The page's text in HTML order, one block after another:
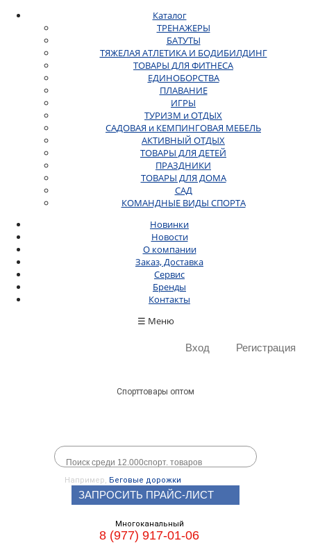
Каталог
ТРЕНАЖЕРЫ
БАТУТЫ
ТЯЖЕЛАЯ АТЛЕТИКА И БОДИБИЛДИНГ
ТОВАРЫ ДЛЯ ФИТНЕСА
ЕДИНОБОРСТВА
ПЛАВАНИЕ
ИГРЫ
ТУРИЗМ и ОТДЫХ
САДОВАЯ и КЕМПИНГОВАЯ МЕБЕЛЬ
АКТИВНЫЙ ОТДЫХ
ТОВАРЫ ДЛЯ ДЕТЕЙ
ПРАЗДНИКИ
ТОВАРЫ ДЛЯ ДОМА
САД
КОМАНДНЫЕ ВИДЫ СПОРТА
Новинки
Новости
О компании
Заказ, Доставка
Сервис
Бренды
Контакты
☰ Меню
Вход Регистрация
Спорттовары оптом
Например, Беговые дорожки
ЗАПРОСИТЬ ПРАЙС-ЛИСТ
Многоканальный
8 (977) 917-01-06